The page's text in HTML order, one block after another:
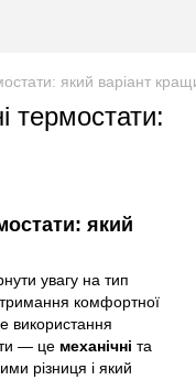
який варіант
термостати:
який
увагу на тип
комфортної
використання
— це механічні та
різниця і який